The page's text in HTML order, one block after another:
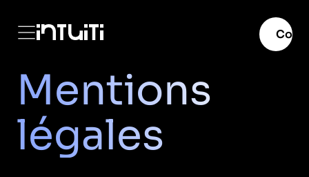
Passer
au
contenu
Menu
Mentions
légales